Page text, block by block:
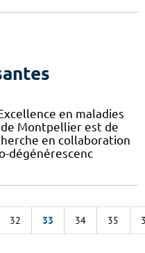
en maladies
Montpellier est de
en collaboration
dégénérescenc
32 33 34 35